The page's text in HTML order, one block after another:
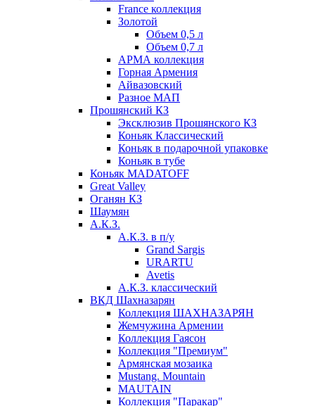
France коллекция
Золотой
Объем 0,5 л
Объем 0,7 л
АРМА коллекция
Горная Армения
Айвазовский
Разное МАП
Прошянский КЗ
Эксклюзив Прошянского КЗ
Коньяк Классический
Коньяк в подарочной упаковке
Коньяк в тубе
Коньяк MADATOFF
Great Valley
Оганян КЗ
Шаумян
А.К.З.
А.К.З. в п/у
Grand Sargis
URARTU
Avetis
А.К.З. классический
ВКД Шахназарян
Коллекция ШАХНАЗАРЯН
Жемчужина Армении
Коллекция Гаясон
Коллекция "Премиум"
Армянская мозаика
Mustang. Mountain
MAUTAIN
Коллекция "Паракар"